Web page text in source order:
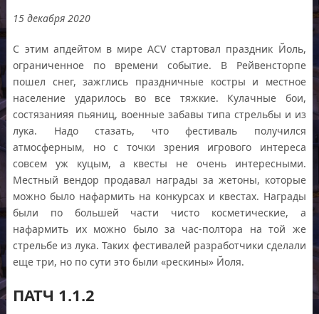
15 декабря 2020
С этим апдейтом в мире ACV стартовал праздник Йоль,
ограниченное по времени событие. В Рейвенсторпе
пошел снег, зажглись праздничные костры и местное
население ударилось во все тяжкие. Кулачные бои,
состязанияя пьяниц, военные забавы типа стрельбы и из
лука. Надо стазать, что фестиваль получился
атмосферным, но с точки зрения игрового интереса
совсем уж куцым, а квесты не очень интересными.
Местный вендор продавал награды за жетоны, которые
можно было нафармить на конкурсах и квестах. Награды
были по большей части чисто косметические, а
нафармить их можно было за час-полтора на той же
стрельбе из лука. Таких фестивалей разработчики сделали
еще три, но по сути это были «рескины» Йоля.
ПАТЧ 1.1.2